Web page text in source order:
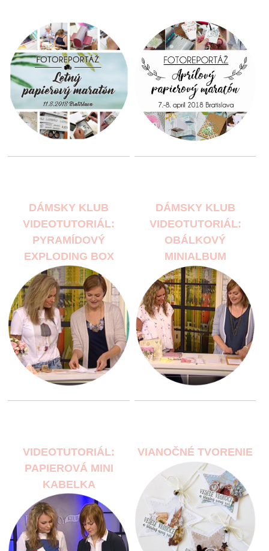
DÁMSKY KLUB
VIDEOTUTORIÁL:
PYRAMÍDOVÝ
EXPLODING BOX
DÁMSKY KLUB
VIDEOTUTORIÁL:
OBÁLKOVÝ
MINIALBUM
VIDEOTUTORIÁL:
PAPIEROVÁ MINI
KABELKA
VIANOČNÉ TVORENIE